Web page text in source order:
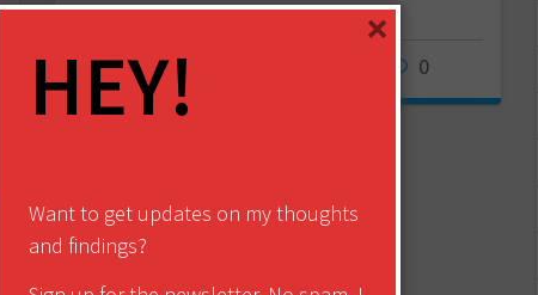
janne 0
HEY!
Want to get updates on my thoughts
and findings?
×